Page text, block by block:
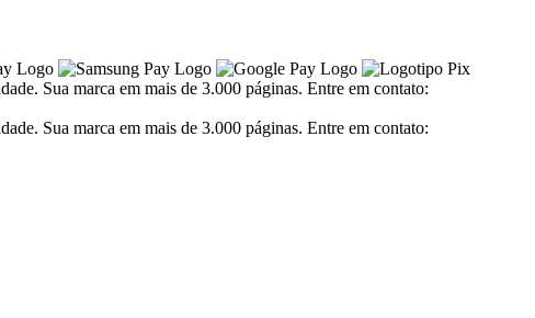
Sua marca em mais de 3.000 páginas. Entre em contato:
Sua marca em mais de 3.000 páginas. Entre em contato: